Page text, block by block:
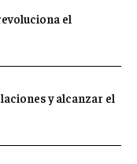
el
y alcanzar el